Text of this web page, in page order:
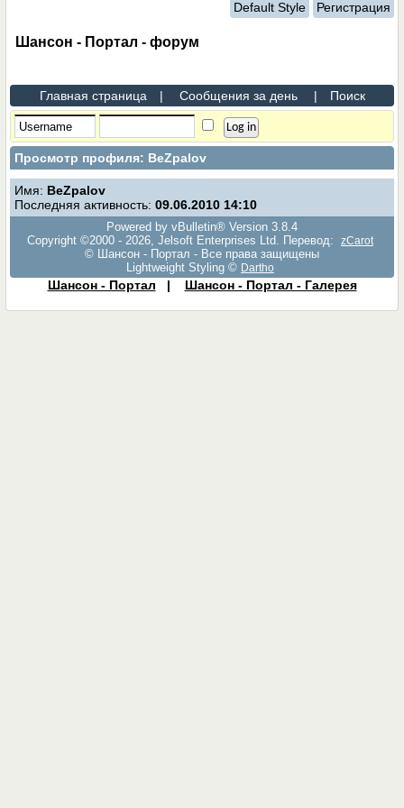
Default Style Регистрация
Шансон - Портал - форум
Главная страница | Сообщения за день | Поиск
Просмотр профиля: BeZpalov
Имя: BeZpalov
Последняя активность: 09.06.2010 14:10
Powered by vBulletin® Version 3.8.4
Copyright ©2000 - 2026, Jelsoft Enterprises Ltd. Перевод:
zCarot
© Шансон - Портал - Все права защищены
Lightweight Styling © Dartho
Шансон - Портал | Шансон - Портал - Галерея